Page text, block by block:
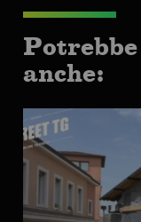
anche: